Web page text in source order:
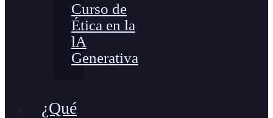
Curso de
Ética en la
lA
Generativa
¿Qué